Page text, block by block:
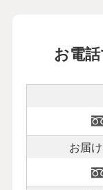
お電
お届